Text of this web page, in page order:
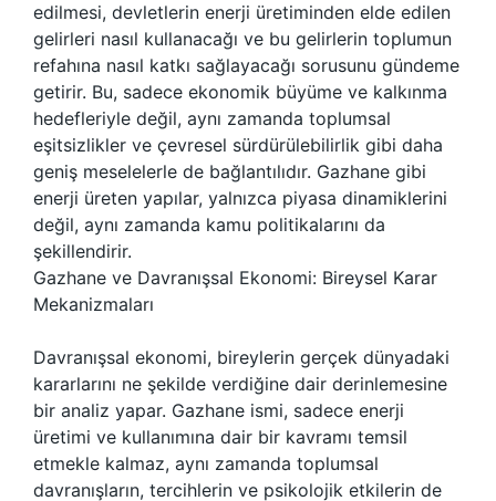
edilmesi, devletlerin enerji üretiminden elde edilen
gelirleri nasıl kullanacağı ve bu gelirlerin toplumun
refahına nasıl katkı sağlayacağı sorusunu gündeme
getirir. Bu, sadece ekonomik büyüme ve kalkınma
hedefleriyle değil, aynı zamanda toplumsal
eşitsizlikler ve çevresel sürdürülebilirlik gibi daha
geniş meselelerle de bağlantılıdır. Gazhane gibi
enerji üreten yapılar, yalnızca piyasa dinamiklerini
değil, aynı zamanda kamu politikalarını da
şekillendirir.
Gazhane ve Davranışsal Ekonomi: Bireysel Karar
Mekanizmaları
Davranışsal ekonomi, bireylerin gerçek dünyadaki
kararlarını ne şekilde verdiğine dair derinlemesine
bir analiz yapar. Gazhane ismi, sadece enerji
üretimi ve kullanımına dair bir kavramı temsil
etmekle kalmaz, aynı zamanda toplumsal
davranışların, tercihlerin ve psikolojik etkilerin de